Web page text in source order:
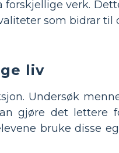
verk.
som bidrar til
liv
Undersøk
gjøre det lettere
bruke disse